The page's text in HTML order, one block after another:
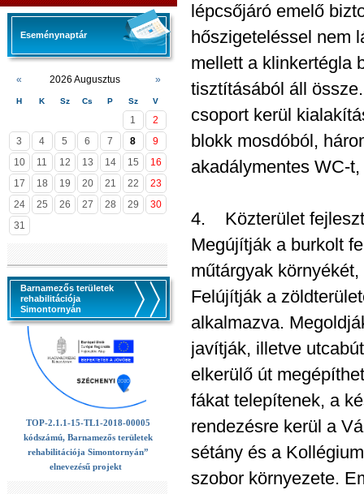
Eseménynaptár
« 2026 Augusztus »
H K Sz Cs P Sz V
1
2
3
4 5 6 7 8
9
10
11 12 13 14 15
16
17
18 19 20 21 22
23
24
25 26 27 28 29
30
31
Barnamezős területek
rehabilitációja
Simontornyán
TOP-2.1.1-15-TL1-2018-00005
kódszámú, Barnamezős területek
rehabilitációja Simontornyán”
elnevezésű projekt
lépcsőjáró emelő
hőszigeteléssel nem
mellett a klinkertégla
tisztításából áll
csoport kerül
blokk mosdóból,
akadálymentes WC-
4. Közterület
Megújítják a burkolt
műtárgyak
Felújítják a
alkalmazva.
javítják, illetve
elkerülő út
fákat telepítenek, a
rendezésre kerül a
sétány és a
szobor környezete.